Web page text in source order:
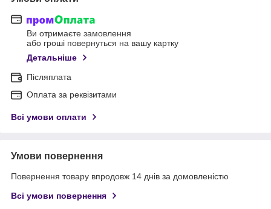
Ви отримаєте замовлення
або гроші повернуться на вашу картку
Детальніше
Післяплата
Оплата за реквізитами
Всі умови оплати
Умови повернення
Повернення товару впродовж 14 днів за домовленістю
Всі умови повернення